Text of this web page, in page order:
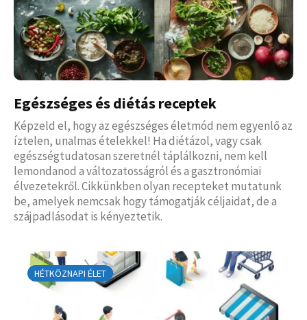
Egészséges és diétás receptek
Képzeld el, hogy az egészséges életmód nem egyenlő az
íztelen, unalmas ételekkel! Ha diétázol, vagy csak
egészségtudatosan szeretnél táplálkozni, nem kell
lemondanod a változatosságról és a gasztronómiai
élvezetekről. Cikkünkben olyan recepteket mutatunk
be, amelyek nemcsak hogy támogatják céljaidat, de a
szájpadlásodat is kényeztetik.
HÉTKÖZNAPI ÉLET